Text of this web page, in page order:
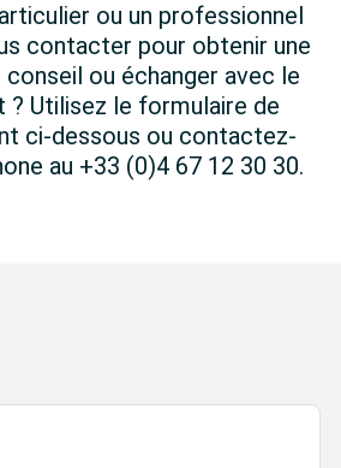
ou un professionnel
contacter pour obtenir une
ou échanger avec le
? Utilisez le formulaire de
ci-dessous ou contactez-
au +33 (0)4 67 12 30 30.